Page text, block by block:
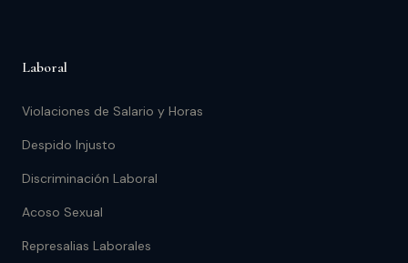
Laboral
Violaciones de Salario y Horas
Despido Injusto
Discriminación Laboral
Acoso Sexual
Represalias Laborales